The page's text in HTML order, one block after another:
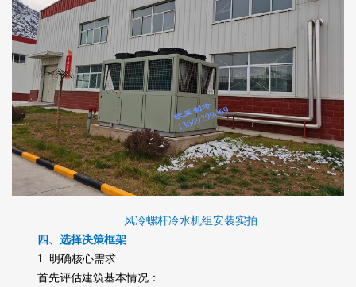
风冷螺杆冷水机组安装实拍
四、选择决策框架
1. 明确核心需求
首先评估建筑基本情况：